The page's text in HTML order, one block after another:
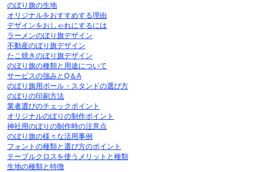
のぼり旗の生地
オリジナルをおすすめする理由
デザインをおしゃれにするには
ラーメンのぼり旗デザイン
不動産のぼり旗デザイン
たこ焼きのぼり旗デザイン
のぼり旗の種類と用途について
サービスの強みとQ＆A
のぼり旗用ポール・スタンドの選び方
のぼりの印刷方法
業者選びのチェックポイント
オリジナルのぼりの制作ポイント
神社用のぼりの制作時の注意点
のぼり旗の様々な活用事例
フォントの種類と選び方のポイント
テーブルクロスを使うメリットと種類
生地の種類と特徴